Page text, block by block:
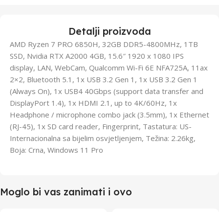
Detalji proizvoda
AMD Ryzen 7 PRO 6850H, 32GB DDR5-4800MHz, 1TB
SSD, Nvidia RTX A2000 4GB, 15.6″ 1920 x 1080 IPS
display, LAN, WebCam, Qualcomm Wi-Fi 6E NFA725A, 11ax
2×2, Bluetooth 5.1, 1x USB 3.2 Gen 1, 1x USB 3.2 Gen 1
(Always On), 1x USB4 40Gbps (support data transfer and
DisplayPort 1.4), 1x HDMI 2.1, up to 4K/60Hz, 1x
Headphone / microphone combo jack (3.5mm), 1x Ethernet
(RJ-45), 1x SD card reader, Fingerprint, Tastatura: US-
Internacionalna sa bijelim osvjetljenjem, Težina: 2.26kg,
Boja: Crna, Windows 11 Pro
Moglo bi vas zanimati i ovo